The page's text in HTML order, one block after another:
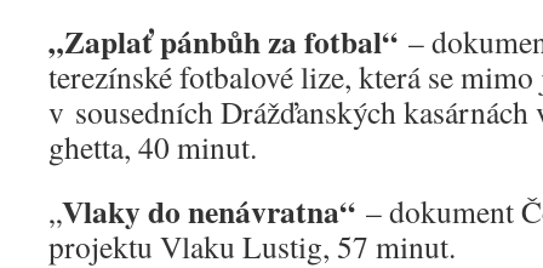
„Zaplať pánbůh za fotbal“ –
terezínské fotbalové lize, která se
v sousedních Drážďanských
ghetta, 40 minut.
„Vlaky do nenávratna“ – dokument
projektu Vlaku Lustig, 57 minut.